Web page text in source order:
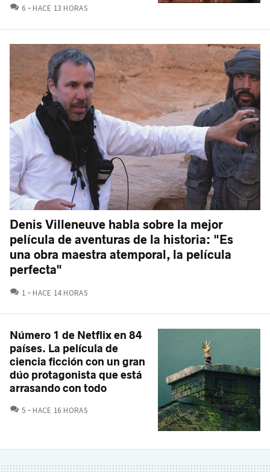
6 COMENTARIOS
HACE 13 HORAS
Denis Villeneuve habla sobre la mejor
película de aventuras de la historia: "Es
una obra maestra atemporal, la película
perfecta"
1 COMENTARIOS
HACE 14 HORAS
Número 1 de Netflix en 84
países. La película de
ciencia ficción con un gran
dúo protagonista que está
arrasando con todo
5 COMENTARIOS
HACE 16 HORAS